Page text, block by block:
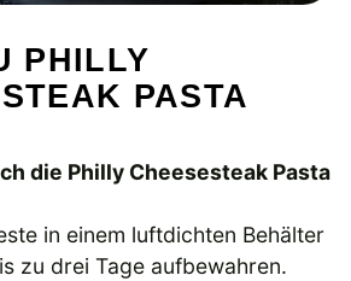
PHILLY
PASTA
die Philly Cheesesteak Pasta
in einem luftdichten Behälter
zu drei Tage aufbewahren.